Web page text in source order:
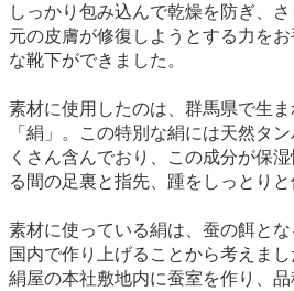
しっかり包み込んで乾燥を防ぎ、
元の皮膚が修復しようとする力を
な靴下ができました。
素材に使用したのは、群馬県で生
「絹」。この特別な絹には天然タ
くさん含んでおり、この成分が保
る間の足裏と指先、踵をしっとりと
素材に使っている絹は、蚕の餌と
国内で作り上げることから考えま
絹屋の本社敷地内に蚕室を作り、